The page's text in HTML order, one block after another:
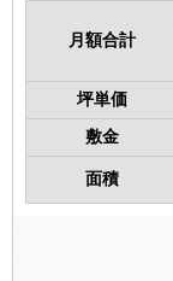
月額合計
坪単価
敷金
面積